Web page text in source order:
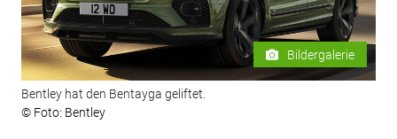
Bildergalerie
Bentley hat den Bentayga geliftet.
© Foto: Bentley